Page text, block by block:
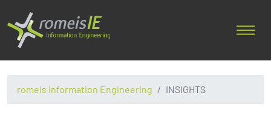
romeis Information Engineering INSIGHTS